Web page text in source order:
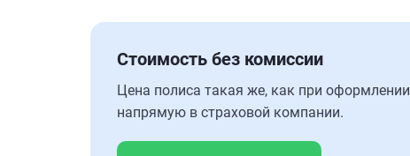
Стоимость без комиссии
Цена полиса такая же, как при оформлении
напрямую в страховой компании.